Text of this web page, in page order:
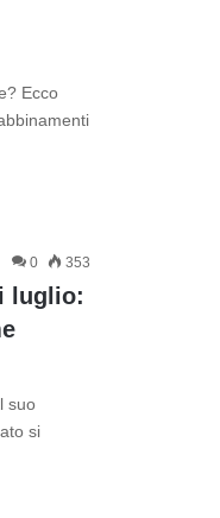
Ecco
0 353
luglio:
suo
si